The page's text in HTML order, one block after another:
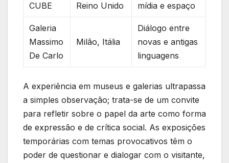
CUBE
Reino Unido
mídia ‌e espaço
Galeria
Massimo
De Carlo
Milão, Itália
Diálogo‍ entre
novas e antigas
linguagens
A experiência ‌em museus e galerias ‌ultrapassa
a simples observação; trata-se de um convite
para refletir sobre o papel da arte como forma
de expressão e de crítica social. As exposições
temporárias com temas provocativos⁤ têm o
poder de questionar e dialogar com o visitante,